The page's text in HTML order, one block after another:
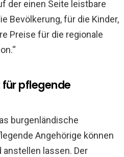
der einen Seite leistbare
Bevölkerung, für die Kinder,
Preise für die regionale
für pflegende
burgenländische
Angehörige können
lassen. Der